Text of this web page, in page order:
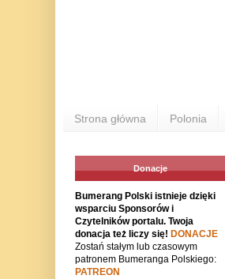
Strona główna Polonia
Donacje
Bumerang Polski istnieje dzięki
wsparciu Sponsorów i
Czytelników portalu. Twoja
donacja też liczy się! DONACJE
Zostań stałym lub czasowym
patronem Bumeranga Polskiego:
PATREON